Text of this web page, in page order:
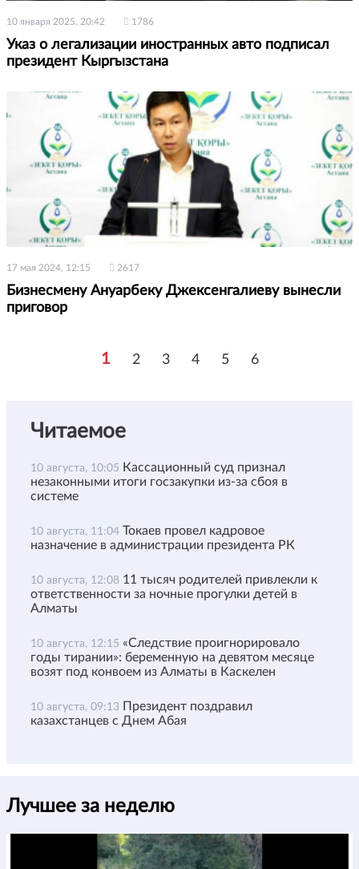
10 января 2025, 20:42 1786
Указ о легализации иностранных авто подписал
президент Кыргызстана
17 мая 2024, 12:15 2617
Бизнесмену Ануарбеку Джексенгалиеву вынесли
приговор
1 2 3 4 5 6
Читаемое
10 августа, 10:05 Кассационный суд признал
незаконными итоги госзакупки из-за сбоя в
системе
10 августа, 11:04 Токаев провел кадровое
назначение в администрации президента РК
10 августа, 12:08 11 тысяч родителей привлекли к
ответственности за ночные прогулки детей в
Алматы
10 августа, 12:15 «Следствие проигнорировало
годы тирании»: беременную на девятом месяце
возят под конвоем из Алматы в Каскелен
10 августа, 09:13 Президент поздравил
казахстанцев с Днем Абая
Лучшее за неделю